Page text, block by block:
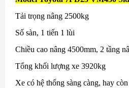
Tải trọng nâng 2500kg
Số sàn, 1 tiến 1 lùi
Chiều cao nâng 4500mm, 2 tầng
Tổng khối lượng xe 3920kg
Xe có hệ thống sàng càng, hay